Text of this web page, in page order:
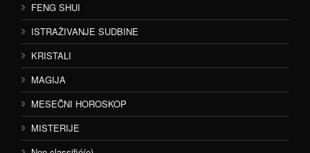
FENG SHUI
ISTRAŽIVANJE SUDBINE
KRISTALI
MAGIJA
MESEČNI HOROSKOP
MISTERIJE